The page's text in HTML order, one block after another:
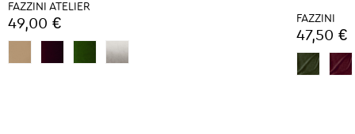
FAZZINI ATELIER
49,00 € FAZZINI
47,50 €